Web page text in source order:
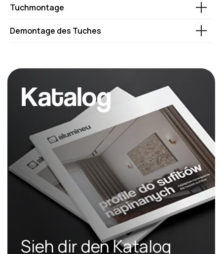
Tuchmontage
Demontage des Tuches
BANDURA X801